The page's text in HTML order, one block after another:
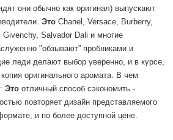
они обычно как оригинал) выпускают
Это Chanel, Versace, Burberry,
Givenchy, Salvador Dali и многие
"обзывают” пробниками и
леди делают выбор уверенно, и в курсе,
оригинального аромата. В чем
: Это отличный способ сэкономить -
повторяет дизайн представляемого
и по более доступной цене.